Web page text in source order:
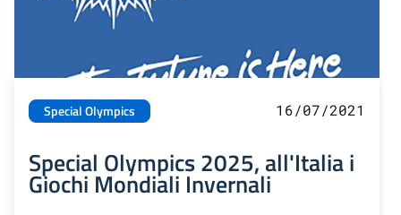
Special Olympics 16/07/2021
Special Olympics 2025, all'Italia i
Giochi Mondiali Invernali